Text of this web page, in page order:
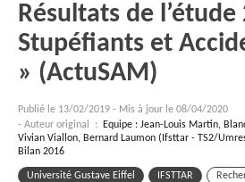
Résultats de l’étude
Stupéfiants et
» (ActuSAM)
Publié le 13/02/2019 - Mis à jour le 08/04/2020
- Auteur original :
Equipe : Jean-Louis Martin,
Vivian Viallon, Bernard Laumon (Ifsttar - TS2/
Bilan 2016
Université Gustave Eiffel IFSTTAR